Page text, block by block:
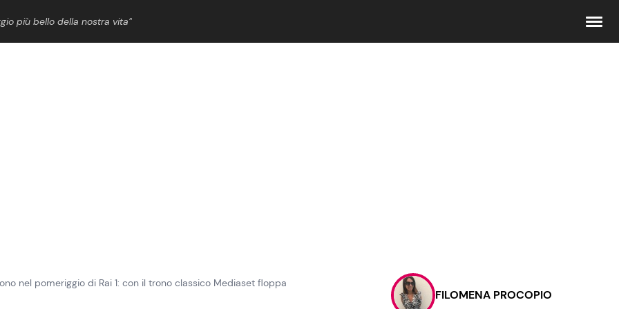
più bello della nostra vita”
Contattaci
Pubblicità
nel pomeriggio di Rai 1: con il trono classico Mediaset floppa
FILOMENA PROCOPIO